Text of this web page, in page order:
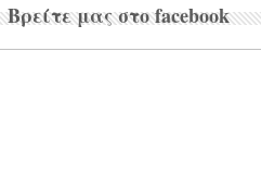
Βρείτε μας στο facebook